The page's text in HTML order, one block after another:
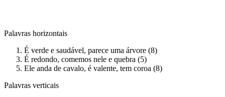
Palavras horizontais
É verde e saudável, parece uma árvore (8)
É redondo, comemos nele e quebra (5)
Ele anda de cavalo, é valente, tem coroa (8)
Palavras verticais